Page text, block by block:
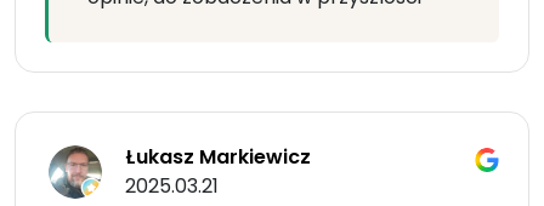
Łukasz Markiewicz
2025.03.21